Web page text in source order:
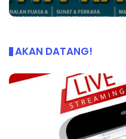
AKAN DATANG!